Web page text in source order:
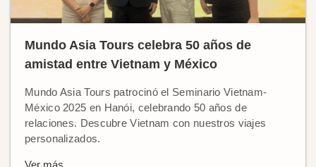
Mundo Asia Tours celebra 50 años de
amistad entre Vietnam y México
Mundo Asia Tours patrocinó el Seminario Vietnam-
México 2025 en Hanói, celebrando 50 años de
relaciones. Descubre Vietnam con nuestros viajes
personalizados.